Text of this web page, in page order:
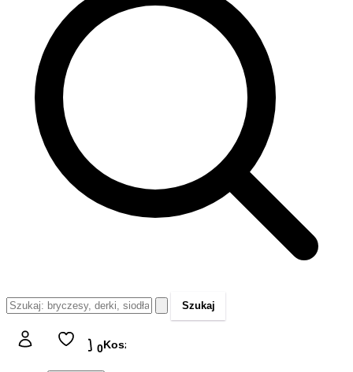
Szukaj
Koszyk 0Koszyk